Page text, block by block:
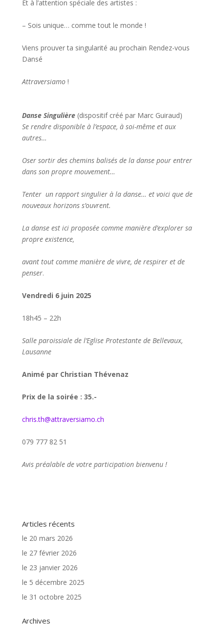
Et à l’attention spéciale des artistes :
– Sois unique… comme tout le monde !
Viens prouver ta singularité au prochain Rendez-vous
Dansé
Attraversiamo!
Danse Singulière (dispositif créé par Marc Guiraud)
Se rendre disponible à l’espace, à soi-même et aux
autres…
Oser sortir des chemins balisés de la danse pour entrer
dans son propre mouvement…
Tenter un rapport singulier à la danse… et voici que de
nouveaux horizons s’ouvrent.
La danse est ici proposée comme manière d’explorer sa
propre existence,
avant tout comme manière de vivre, de respirer et de
penser.
Vendredi 6 juin 2025
18h45 – 22h
Salle paroissiale de l’Eglise Protestante de Bellevaux,
Lausanne
Animé par Christian Thévenaz
Prix de la soirée : 35.-
chris.th@attraversiamo.ch
079 777 82 51
Avis préalable de votre participation bienvenu !
Articles récents
le 20 mars 2026
le 27 février 2026
le 23 janvier 2026
le 5 décembre 2025
le 31 octobre 2025
Archives